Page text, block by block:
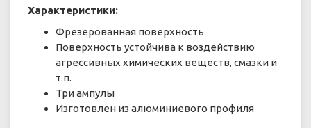
Характеристики:
Фрезерованная поверхность
Поверхность устойчива к воздействию
агрессивных химических веществ, смазки и
т.п.
Три ампулы
Изготовлен из алюминиевого профиля